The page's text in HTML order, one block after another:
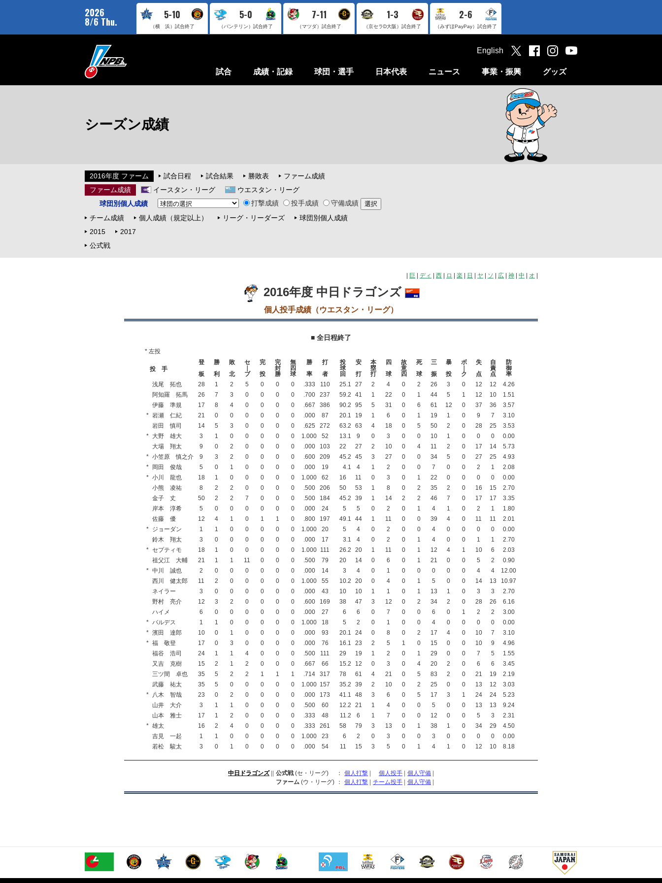
2026
8/6 Thu.
5-10
（横 浜） 試合終了
5-0
（バンテリン） 試合終了
7-11
（マツダ） 試合終了
1-3
（京セラD大阪） 試合終了
2-6
（みずほPayPay） 試合終了
試合 成績・記録 球団・選手 日本代表 ニュース 事業・振興 グッズ
English
シーズン成績
2016年度 ファーム 試合日程 試合結果 勝敗表
ファーム成績
ファーム成績
イースタン・リーグ
ウエスタン・リーグ
球団別個人成績
打撃成績 投手成績
守備成績
チーム成績
個人成績（規定以上） リーグ・リーダーズ
球団別個人成績
2015
2017
公式戦
巨 ディ 西 ロ 楽 日 ヤ ソ 広 神 中 オ
2016年度 中日ドラゴンズ
個人投手成績（ウエスタン・リーグ）
■ 全日程終了
* 左投
投 手
登
板
勝
利
敗
北
セ
ブ
完
投
完
封
勝
無
四
球
勝
率
打
者
投
球
回
安
打
本
塁
打
四
球
故
意
四
死
球
三
振
暴
投
ボ
ク
失
点
自
責
点
防
御
率
浅尾 拓也
28 1 2 5 0 0 0 .333 110 25.1 27 2 4 0 2 26 3 0 12 12
4.26
阿知羅 拓馬
26 7 3 0 0 0 0 .700 237 59.2 41 1 22 0 1 44 5 1 12 10
1.51
伊藤 準規
17 8 4 0 0 0 0 .667 386 90.2 95 5 31 0 6 61 12 0 37 36
3.57
* 岩瀬 仁紀 21 0 0 0 0 0 0 .000 87 20.1 19 1 6 0 1 19 1 0 9 7
3.10
岩田 慎司
14 5 3 0 0 0 0 .625 272 63.2 63 4 18 0 5 50 2 0 28 25
3.53
*
大野 雄大 3 1 0 0 0 0 0 1.000 52 13.1 9 0 3 0 0 10 1 0 0 0
0.00
大場 翔太
9 0 2 0 0 0 0 .000 103 22 27 2 10 0 4 11 2 0 17 14
5.73
* 小笠原 慎之介 9 3 2 0 0 0 0 .600 209 45.2 45 3 27 0 0 34 5 0 27 25
4.93
*
岡田 俊哉 5 0 1 0 0 0 0 .000 19 4.1 4 1 2 0 0 7 0 0 2 1
2.08
* 小川 龍也 18 1 0 0 0 0 0 1.000 62 16 11 0 3 0 1 22 0 0 0 0
0.00
小熊 凌祐
8 2 2 0 0 0 0 .500 206 50 53 1 8 0 2 35 2 0 16 15
2.70
金子 丈
50 2 2 7 0 0 0 .500 184 45.2 39 1 14 2 2 46 7 0 17 17
3.35
岸本 淳希
5 0 0 0 0 0 0 .000 24 5 5 0 2 0 1 4 1 0 2 1
1.80
佐藤 優
12 4 1 0 1 1 0 .800 197 49.1 44 1 11 0 0 39 4 0 11 11
2.01
*
ジョーダン 1 1 0 0 0 0 0 1.000 20 5 4 0 2 0 0 4 0 0 0 0
0.00
鈴木 翔太
3 0 0 0 0 0 0 .000 17 3.1 4 0 2 0 1 4 0 0 1 1
2.70
* セプティモ 18 1 0 0 0 0 0 1.000 111 26.2 20 1 11 0 1 12 4 1 10 6
2.03
祖父江 大輔
21 1 1 11 0 0 0 .500 79 20 14 0 6 0 1 21 0 0 5 2
0.90
* 中川 誠也 2 0 0 0 0 0 0 .000 14 3 4 0 1 0 0 0 0 0 4 4
12.00
西川 健太郎
11 2 0 0 0 0 0 1.000 55 10.2 20 0 4 0 1 5 0 0 14 13
10.97
ネイラー
3 0 0 0 0 0 0 .000 43 10 10 1 1 0 1 13 1 0 3 3
2.70
野村 亮介
12 3 2 0 0 0 0 .600 169 38 47 3 12 0 2 34 2 0 28 26
6.16
ハイメ
6 0 0 0 0 0 0 .000 27 6 6 0 7 0 0 6 0 1 2 2
3.00
* バルデス 1 1 0 0 0 0 0 1.000 18 5 2 0 1 0 0 4 0 0 0 0
0.00
* 濱田 達郎 10 0 1 0 0 0 0 .000 93 20.1 24 0 8 0 2 17 4 0 10 7
3.10
* 福 敬登 17 0 3 0 0 0 0 .000 76 16.1 23 2 5 1 0 15 0 0 10 9
4.96
福谷 浩司
24 1 1 4 0 0 0 .500 111 29 19 1 2 0 1 29 0 0 7 5
1.55
又吉 克樹
15 2 1 2 0 0 0 .667 66 15.2 12 0 3 0 4 20 2 0 6 6
3.45
三ツ間 卓也
35 5 2 2 1 1 1 .714 317 78 61 4 21 0 5 83 2 0 21 19
2.19
武藤 祐太
35 5 0 0 0 0 0 1.000 157 35.2 39 2 10 0 2 25 0 0 13 12
3.03
*
八木 智哉 23 0 2 0 0 0 0 .000 173 41.1 48 3 6 0 5 17 3 1 24 24
5.23
山井 大介
3 1 1 0 0 0 0 .500 60 12.2 21 1 4 0 0 5 0 0 13 13
9.24
山本 雅士
17 1 2 0 0 0 0 .333 48 11.2 6 1 7 0 0 12 0 0 5 3
2.31
* 雄太 16 2 4 0 0 0 0 .333 261 58 79 3 13 0 1 38 1 0 34 29
4.50
吉見 一起
1 1 0 0 0 0 0 1.000 23 6 2 0 3 0 0 3 0 0 0 0
0.00
若松 駿太
3 0 1 0 0 0 0 .000 54 11 15 3 5 0 1 4 1 0 12 10 8.18
中日ドラゴンズ 公式戦 (セ・リーグ) ： 個人打撃 個人投手 個人守備
ファーム (ウ・リーグ) ： 個人打撃 チーム投手 個人守備